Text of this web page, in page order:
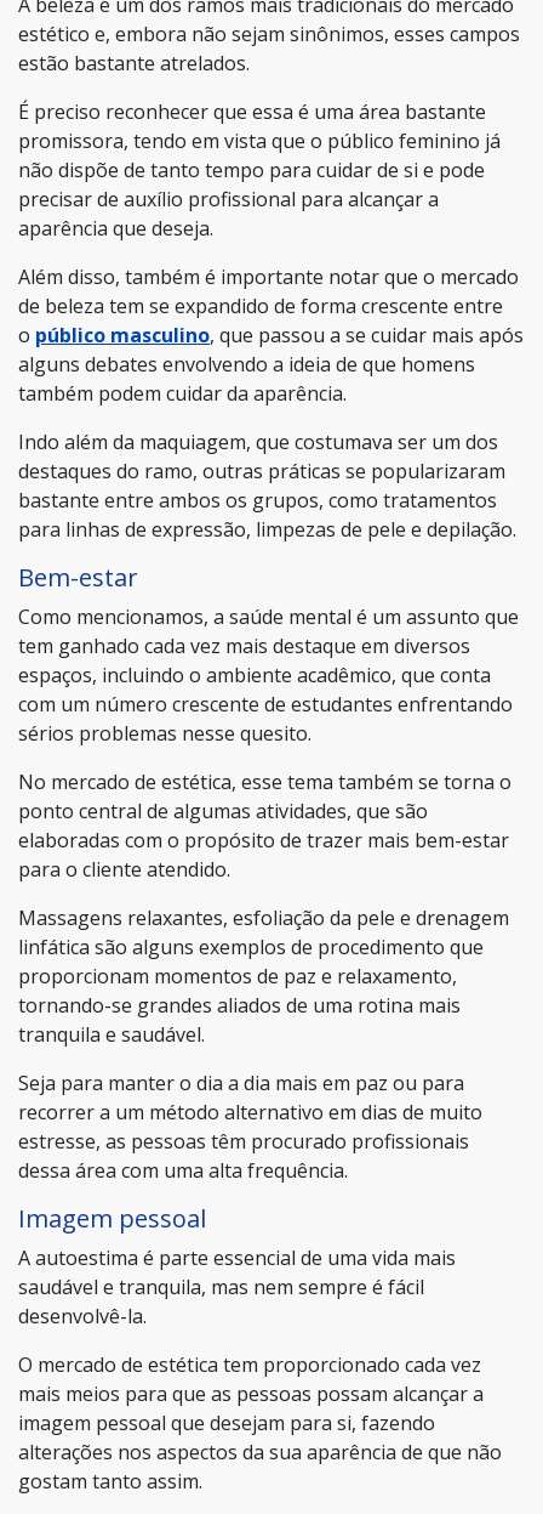
estético e, embora não sejam sinônimos, esses campos
estão bastante atrelados.
É preciso reconhecer que essa é uma área bastante
promissora, tendo em vista que o público feminino já
não dispõe de tanto tempo para cuidar de si e pode
precisar de auxílio profissional para alcançar a
aparência que deseja.
Além disso, também é importante notar que o mercado
de beleza tem se expandido de forma crescente entre
o público masculino, que passou a se cuidar mais após
alguns debates envolvendo a ideia de que homens
também podem cuidar da aparência.
Indo além da maquiagem, que costumava ser um dos
destaques do ramo, outras práticas se popularizaram
bastante entre ambos os grupos, como tratamentos
para linhas de expressão, limpezas de pele e depilação.
Bem-estar
Como mencionamos, a saúde mental é um assunto que
tem ganhado cada vez mais destaque em diversos
espaços, incluindo o ambiente acadêmico, que conta
com um número crescente de estudantes enfrentando
sérios problemas nesse quesito.
No mercado de estética, esse tema também se torna o
ponto central de algumas atividades, que são
elaboradas com o propósito de trazer mais bem-estar
para o cliente atendido.
Massagens relaxantes, esfoliação da pele e drenagem
linfática são alguns exemplos de procedimento que
proporcionam momentos de paz e relaxamento,
tornando-se grandes aliados de uma rotina mais
tranquila e saudável.
Seja para manter o dia a dia mais em paz ou para
recorrer a um método alternativo em dias de muito
estresse, as pessoas têm procurado profissionais
dessa área com uma alta frequência.
Imagem pessoal
A autoestima é parte essencial de uma vida mais
saudável e tranquila, mas nem sempre é fácil
desenvolvê-la.
O mercado de estética tem proporcionado cada vez
mais meios para que as pessoas possam alcançar a
imagem pessoal que desejam para si, fazendo
alterações nos aspectos da sua aparência de que não
gostam tanto assim.